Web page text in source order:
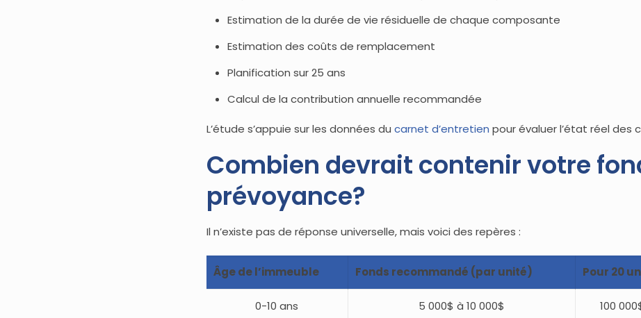
Estimation de la durée de vie résiduelle de chaque composante
Estimation des coûts de remplacement
Planification sur 25 ans
Calcul de la contribution annuelle recommandée
L’étude s’appuie sur les données du carnet d’entretien pour évaluer l’état réel des
Combien devrait contenir votre
prévoyance?
Il n’existe pas de réponse universelle, mais voici des repères :
Âge de l’immeuble Fonds recommandé (par unité) Pour 20
0-10 ans 5 000$ à 10 000$ 100